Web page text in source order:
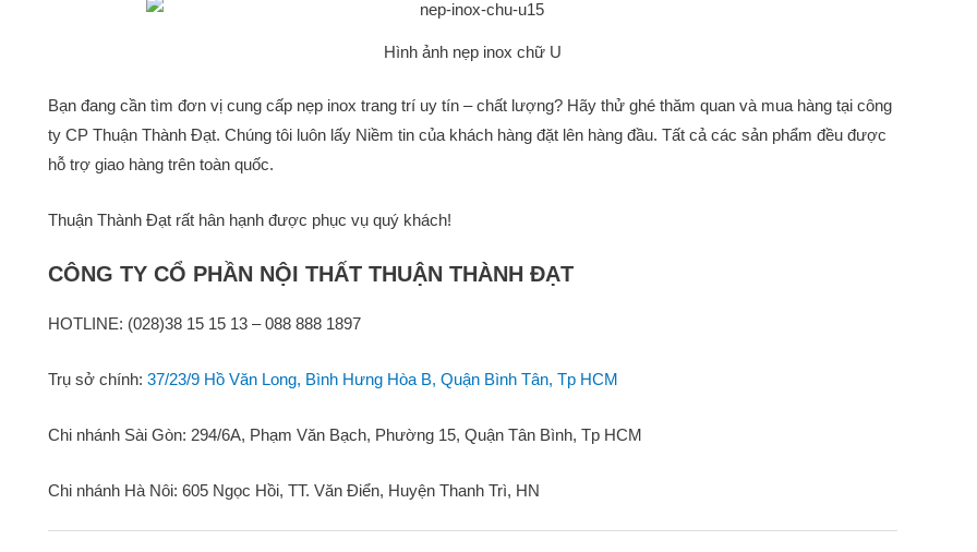
Hình ảnh nẹp inox chữ U
Bạn đang cần tìm đơn vị cung cấp nẹp inox trang trí uy tín – chất lượng? Hãy thử ghé thăm quan và mua hàng tại công
ty CP Thuận Thành Đạt. Chúng tôi luôn lấy Niềm tin của khách hàng đặt lên hàng đầu. Tất cả các sản phẩm đều được
hỗ trợ giao hàng trên toàn quốc.
Thuận Thành Đạt rất hân hạnh được phục vụ quý khách!
CÔNG TY CỔ PHẦN NỘI THẤT THUẬN THÀNH ĐẠT
HOTLINE: (028)38 15 15 13 – 088 888 1897
Trụ sở chính: 37/23/9 Hồ Văn Long, Bình Hưng Hòa B, Quận Bình Tân, Tp HCM
Chi nhánh Sài Gòn: 294/6A, Phạm Văn Bạch, Phường 15, Quận Tân Bình, Tp HCM
Chi nhánh Hà Nôi: 605 Ngọc Hồi, TT. Văn Điển, Huyện Thanh Trì, HN